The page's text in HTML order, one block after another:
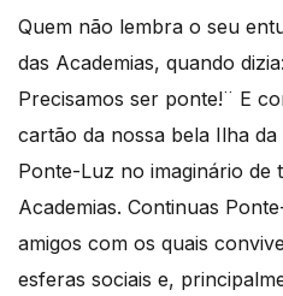
Quem não lembra o seu
das Academias, quando
Precisamos ser ponte!¨ E
cartão da nossa bela Ilha
Ponte-Luz no imaginário de
Academias. Continuas
amigos com os quais
esferas sociais e,